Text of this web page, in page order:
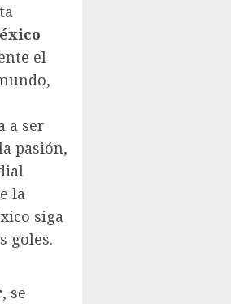
el
a ser
pasión,
la
siga
goles.
, se